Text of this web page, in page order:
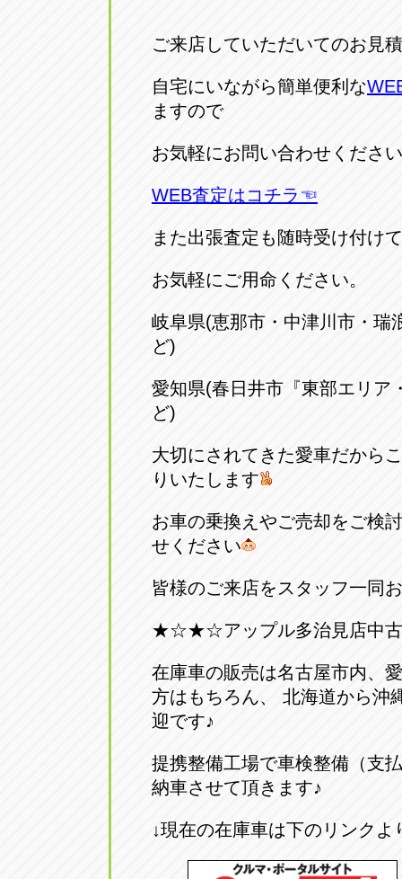
ご来店していただいてのお見
自宅にいながら簡単便利な
ますので
お気軽にお問い合わせくださ
WEB査定はコチラ☜
また出張査定も随時受け付け
お気軽にご用命ください。
岐阜県(恵那市・中津川市・瑞
ど)
愛知県(春日井市『東部エリア
ど)
大切にされてきた愛車だから
りいたします
お車の乗換えやご売却をご検
せください
皆様のご来店をスタッフ一同
★☆★☆アップル多治見店中
在庫車の販売は名古屋市内、
方はもちろん、 北海道から沖
迎です♪
提携整備工場で車検整備（支
納車させて頂きます♪
↓現在の在庫車は下のリンクよ